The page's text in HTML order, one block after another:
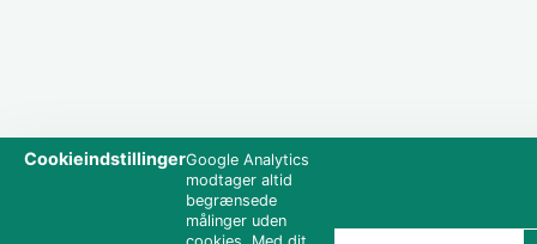
CookieindstillingerGoogle Analytics
modtager altid
begrænsede
målinger uden